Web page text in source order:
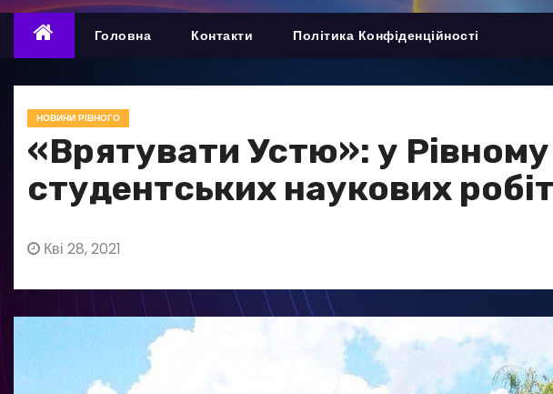
д
Головна Контакти Політика Конфіденційності
НОВИНИ РІВНОГО
«Врятувати Устю»: у
студентських наукових
Кві 28, 2021